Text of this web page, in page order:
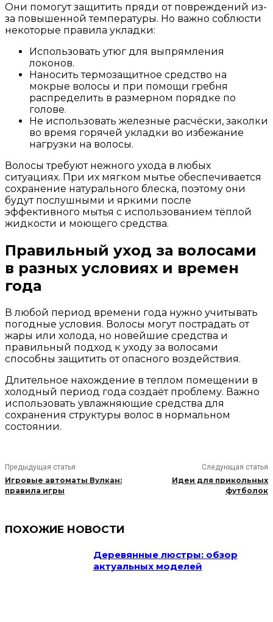
Они помогут защитить пряди от повреждений из-
за повышенной температуры. Но важно соблюсти
некоторые правила укладки:
Использовать утюг для выпрямления
локонов.
Наносить термозащитное средство на
мокрые волосы и при помощи гребня
распределить в размерном порядке по
голове.
Не использовать железные расчёски, заколки
во время горячей укладки во избежание
нагрузки на волосы.
Волосы требуют нежного ухода в любых
ситуациях. При их мягком мытье обеспечивается
сохранение натурального блеска, поэтому они
будут послушными и яркими после
эффективного мытья с использованием тёплой
жидкости и моющего средства.
Правильный уход за волосами
в разных условиях и времен
года
В любой период времени года нужно учитывать
погодные условия. Волосы могут пострадать от
жары или холода, но новейшие средства и
правильный подход к уходу за волосами
способны защитить от опасного воздействия.
Длительное нахождение в теплом помещении в
холодный период года создаёт проблему. Важно
использовать увлажняющие средства для
сохранения структуры волос в нормальном
состоянии.
Предыдущая статья
Игровые автоматы Вулкан:
правила игры
Следующая статья
Идеи для прикольных
футболок
ПОХОЖИЕ НОВОСТИ
Деревянные люстры: обзор
актуальных моделей